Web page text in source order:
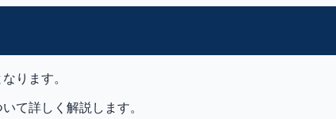
ります。
て詳しく解説します。